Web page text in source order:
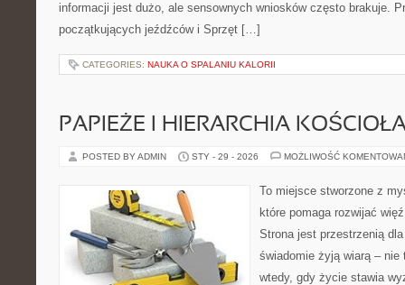
informacji jest dużo, ale sensownych wniosków często brakuje.
początkujących jeźdźców i Sprzęt […]
CATEGORIES: NAUKA O SPALANIU KALORII
PAPIEŻE I HIERARCHIA
POSTED BY ADMIN STY - 29 - 2026 MOŻLIWOŚĆ
To miejsce stworzone z
które pomaga rozwijać
Strona jest przestrzenią
świadomie żyją wiarą –
wtedy, gdy życie stawia